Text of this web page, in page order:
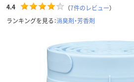
4.4 （7件のレビュー）
ランキングを見る：消臭剤・芳香剤